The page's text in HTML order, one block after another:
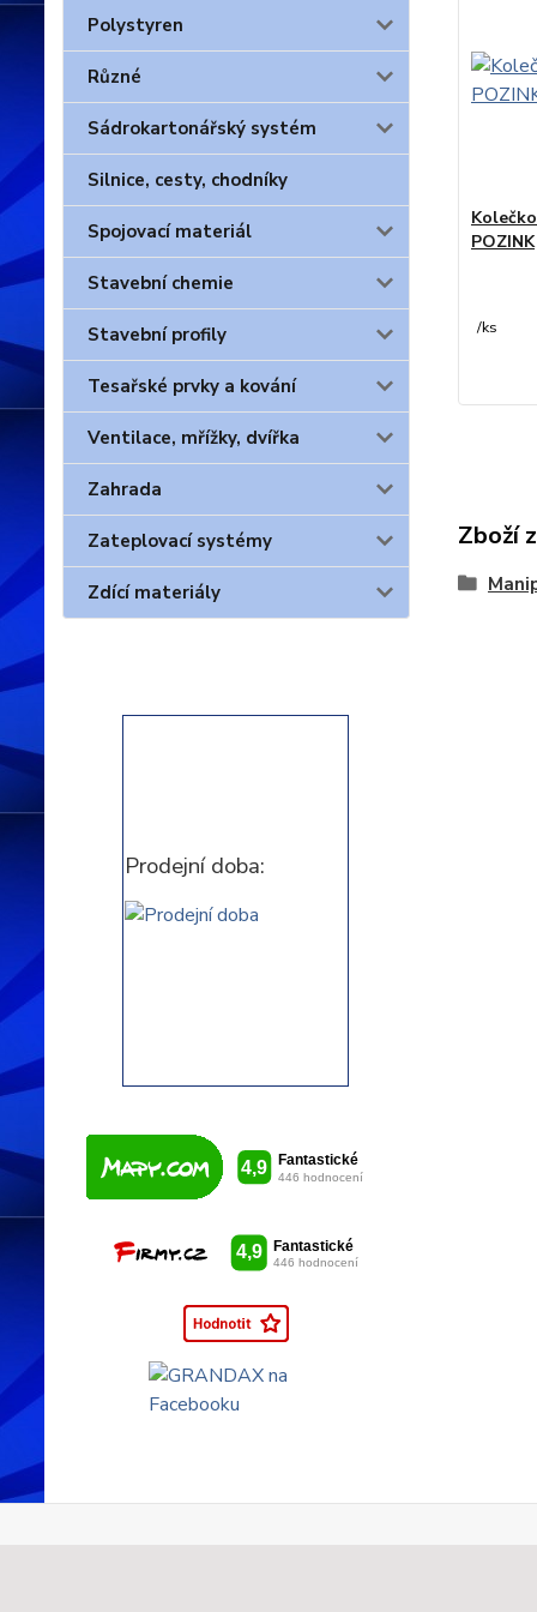
Polystyren
Různé
Sádrokartonářský systém
Silnice, cesty, chodníky
Spojovací materiál
Stavební chemie
Stavební profily
Tesařské prvky a kování
Ventilace, mřížky, dvířka
Zahrada
Zateplovací systémy
Zdící materiály
Prodejní doba:
POZINK
/ks
Zboží